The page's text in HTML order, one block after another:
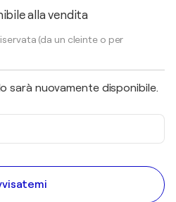
alla vendita
(da un cleinte o per
sarà nuovamente disponibile.